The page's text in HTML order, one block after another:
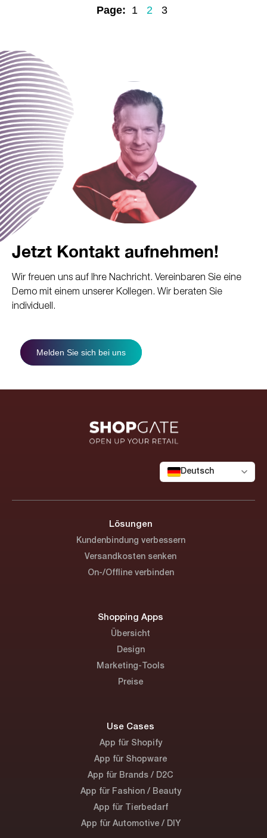
Page: 1 2 3
Jetzt Kontakt aufnehmen!
Wir freuen uns auf Ihre Nachricht. Vereinbaren Sie eine
Demo mit einem unserer Kollegen. Wir beraten Sie
individuell.
Melden Sie sich bei uns
Deutsch
Lösungen
Kundenbindung verbessern
Versandkosten senken
On-/Offline verbinden
Shopping Apps
Übersicht
Design
Marketing-Tools
Preise
Use Cases
App für Shopify
App für Shopware
App für Brands / D2C
App für Fashion / Beauty
App für Tierbedarf
App für Automotive / DIY